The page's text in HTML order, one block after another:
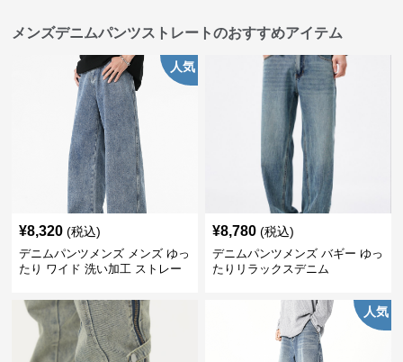
メンズデニムパンツストレートのおすすめアイテム
人気
¥8,320 (税込)
デニムパンツメンズ メンズ ゆっ
たり ワイド 洗い加工 ストレー
¥8,780 (税込)
デニムパンツメンズ バギー ゆっ
たりリラックスデニム
人気